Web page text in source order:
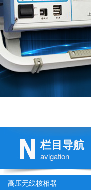
栏目导航
avigation
高压无线核相器